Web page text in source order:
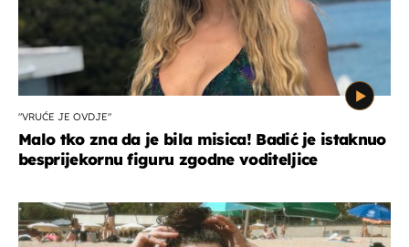
"VRUĆE JE OVDJE"
Malo tko zna da je bila misica! Badić je istaknuo
besprijekornu figuru zgodne voditeljice